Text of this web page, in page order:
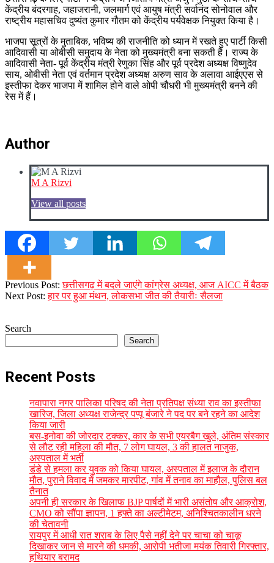
केंद्रीय बंदरगाह, जहाजरानी, जलमार्ग एवं आयुष मंत्री सर्वानंद सोनोवाल और
राष्ट्रीय महासचिव दुष्यंत कुमार गौतम को केंद्रीय पर्यवेक्षक नियुक्त किया है।
भाजपा सूत्रों के मुताबिक, भविष्य की राजनीति को ध्यान में रखते हुए पार्टी किसी
आदिवासी या ओबीसी समुदाय के नेता को मुख्यमंत्री बना सकती है। राज्य के
आदिवासी नेता- पूर्व केंद्रीय मंत्री रेणुका सिंह और पूर्व प्रदेश अध्यक्ष विष्णुदेव
साय, ओबीसी नेता एवं वर्तमान प्रदेश अध्यक्ष अरुण साव के अलावा आईएएस से
इस्तीफा देकर भाजपा में शामिल होने वाले ओपी चौधरी भी मुख्यमंत्री बनने की
रेस में हैं।
Author
M A Rizvi
View all posts
2023-
12-
Previous Post:छत्तीसगढ़ में बदले जाएंगे कांग्रेस अध्यक्ष, आज AICC में बैठक
Next Post:हार पर हुआ मंथन, लोकसभा जीत की तैयारीः सैलजा
Search
Search
Recent Posts
नवापारा नगर पालिका परिषद की नेता प्रतिपक्ष संध्या राव का इस्तीफा
खारिज, जिला अध्यक्ष राजेन्द्र पप्पू बंजारे ने पद पर बने रहने का आदेश
किया जारी
बस-इनोवा की जोरदार टक्कर, कार के सभी एयरबैग खुले, अंतिम संस्कार
से लौट रही महिला की मौत, 7 लोग घायल, 3 की हालत नाजुक,
अस्पताल में भर्ती
डंडे से हमला कर युवक को किया घायल, अस्पताल में इलाज के दौरान
मौत, पुराने विवाद में जमकर मारपीट, गांव में तनाव का माहौल, पुलिस बल
तैनात
अपनी ही सरकार के खिलाफ BJP पार्षदों में भारी असंतोष और आक्रोश,
CMO को सौंपा ज्ञापन, 1 हफ्ते का अल्टीमेटम, अनिश्चितकालीन धरने
की चेतावनी
रायपुर में आधी रात शराब के लिए पैसे नहीं देने पर चाचा को चाकू
दिखाकर जान से मारने की धमकी, आरोपी भतीजा मयंक तिवारी गिरफ्तार,
हथियार बरामद